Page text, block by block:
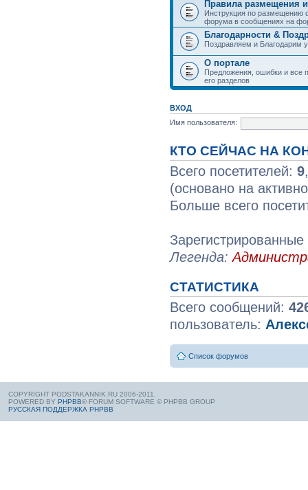
Правила размещения
Инструкция по размещению
форума в сообщениях на
Благодарности &
Поздравляем и Благодарим
О портале
Предложения, ошибки и все
его разделов
ВХОД
Имя пользователя:
КТО СЕЙЧАС НА
Всего посетителей: 9
(основано на
Больше всего
Легенда:
СТАТИСТИКА
Всего сообщений:
пользователь:
Список форумов
COPYRIGHT PODSTAKANNIK.RU 2006-2011.
POWERED BY PHPBB® FORUM SOFTWARE © PHPBB GROUP
РУССКАЯ ПОДДЕРЖКА PHPBB